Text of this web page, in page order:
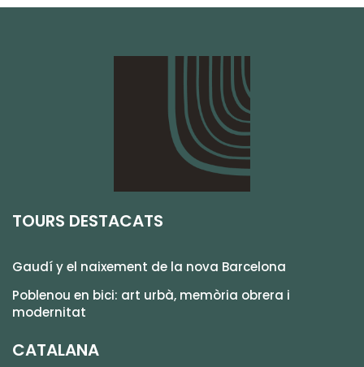
TOURS DESTACATS
Gaudí y el naixement de la nova Barcelona
Poblenou en bici: art urbà, memòria obrera i
modernitat
CATALANA